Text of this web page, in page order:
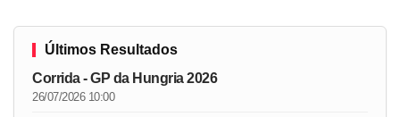
Últimos Resultados
Corrida - GP da Hungria 2026
26/07/2026 10:00